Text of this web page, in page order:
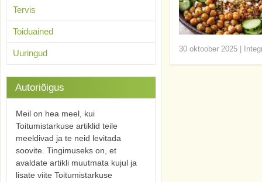
30 oktoober 2025
Tervis
Toiduained
Uuringud
Autoriõigus
Meil on hea meel, kui
Toitumistarkuse artiklid teile
meeldivad ja te neid levitada
soovite. Tingimuseks on, et
avaldate artikli muutmata kujul ja
lisate viite Toitumistarkuse